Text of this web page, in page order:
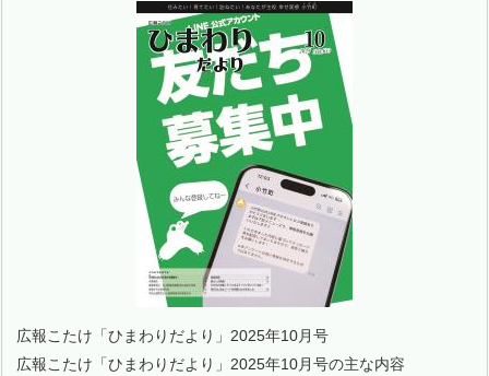
広報こたけ「ひまわりだより」2025年10月号
広報こたけ「ひまわりだより」2025年10月号の主な内容